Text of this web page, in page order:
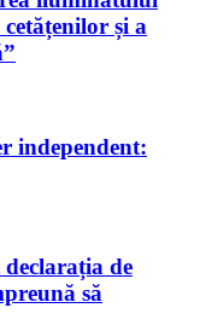
și a
independent:
de
să